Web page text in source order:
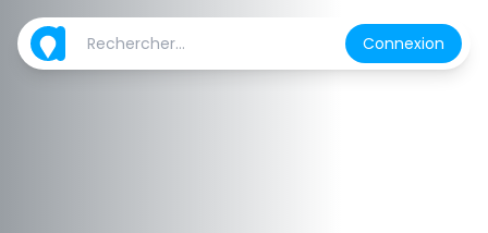
Connexion